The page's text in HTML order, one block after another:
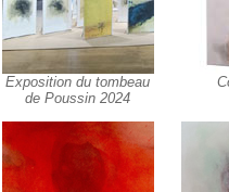
Exposition du tombeau
de Poussin 2024